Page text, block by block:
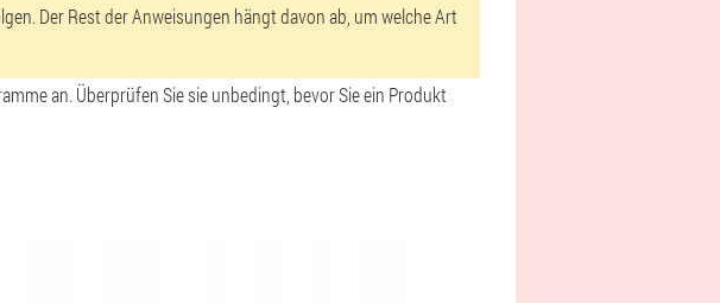
Der Rest der Anweisungen hängt davon ab, um welche Art
an. Überprüfen Sie sie unbedingt, bevor Sie ein Produkt